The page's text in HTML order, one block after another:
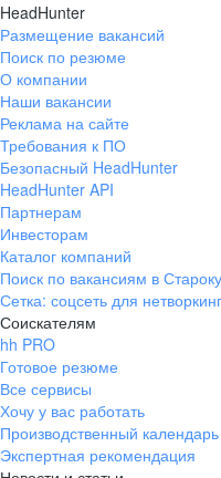
HeadHunter
Размещение вакансий
Поиск по резюме
О компании
Наши вакансии
Реклама на сайте
Требования к ПО
Безопасный HeadHunter
HeadHunter API
Партнерам
Инвесторам
Каталог компаний
Поиск по вакансиям в
Сетка: соцсеть для
Соискателям
hh PRO
Готовое резюме
Все сервисы
Хочу у вас работать
Производственный календарь
Экспертная рекомендация